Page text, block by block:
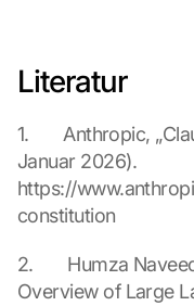
Literatur
1.       Anthropic,
Januar 2026).
https://
constitution
2.       Humza
Overview of Large
t
t
h
e
l
o
d
i